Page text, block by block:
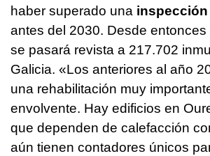
haber superado una inspección
antes del 2030. Desde
se pasará revista a 217.702
Galicia. «Los anteriores al año
una rehabilitación muy
envolvente. Hay edificios en
que dependen de calefacción
aún tienen contadores únicos